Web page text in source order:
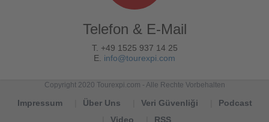
Telefon & E-Mail
T. +49 1525 937 14 25
E. info@tourexpi.com
Copyright 2020 Tourexpi.com - Alle Rechte Vorbehalten
Impressum Über Uns Veri Güvenliği
Podcast
Video
RSS